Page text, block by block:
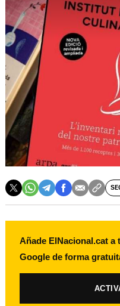
Añade ElNacional.cat
Google de forma